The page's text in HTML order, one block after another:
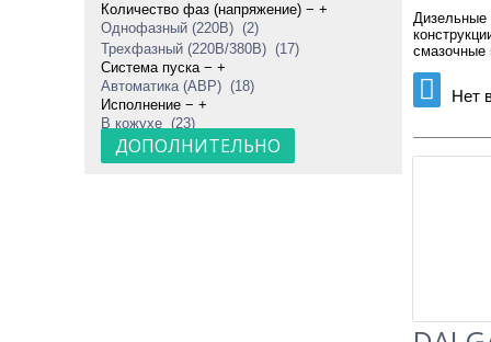
Количество фаз (напряжение) − +
Однофазный (220В) (2)
Трехфазный (220В/380В) (17)
Система пуска − +
Автоматика (АВР) (18)
Исполнение − +
В кожухе (23)
ДОПОЛНИТЕЛЬНО
Первое -
видов
Второе -
Третье
Так
Дизельные
смазочные
Нет